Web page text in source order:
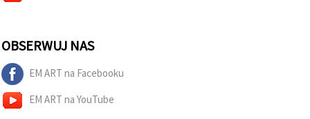
OBSERWUJ NAS
EM ART na Facebooku
EM ART na YouTube